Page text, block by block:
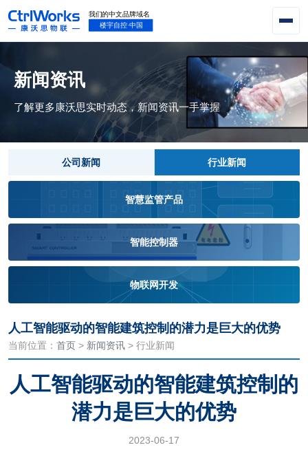
新闻资讯
了解更多康沃思实时动态，新闻资讯一手掌握
公司新闻 行业新闻
智慧监管产品
智能控制器
物联网开发
人工智能驱动的智能建筑控制的潜力是巨大的优势
当前位置： 首页 > 新闻资讯 > 行业新闻
人工智能驱动的智能建筑控制的
潜力是巨大的优势
2023-06-17